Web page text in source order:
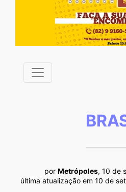
por Metrópoles, 10 de
última atualização em 10 de